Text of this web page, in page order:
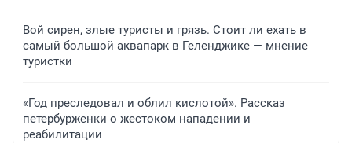
Вой сирен, злые туристы и грязь. Стоит ли ехать в
самый большой аквапарк в Геленджике — мнение
туристки
«Год преследовал и облил кислотой». Рассказ
петербурженки о жестоком нападении и
реабилитации